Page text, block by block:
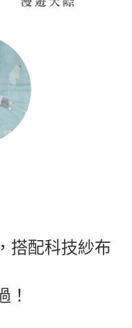
搭配科技紗布
！